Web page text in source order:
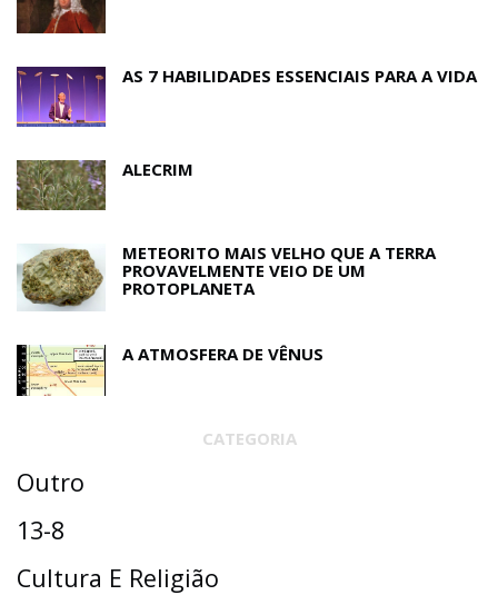
AS 7 HABILIDADES ESSENCIAIS PARA A VIDA
ALECRIM
METEORITO MAIS VELHO QUE A TERRA
PROVAVELMENTE VEIO DE UM
PROTOPLANETA
A ATMOSFERA DE VÊNUS
CATEGORIA
Outro
13-8
Cultura E Religião